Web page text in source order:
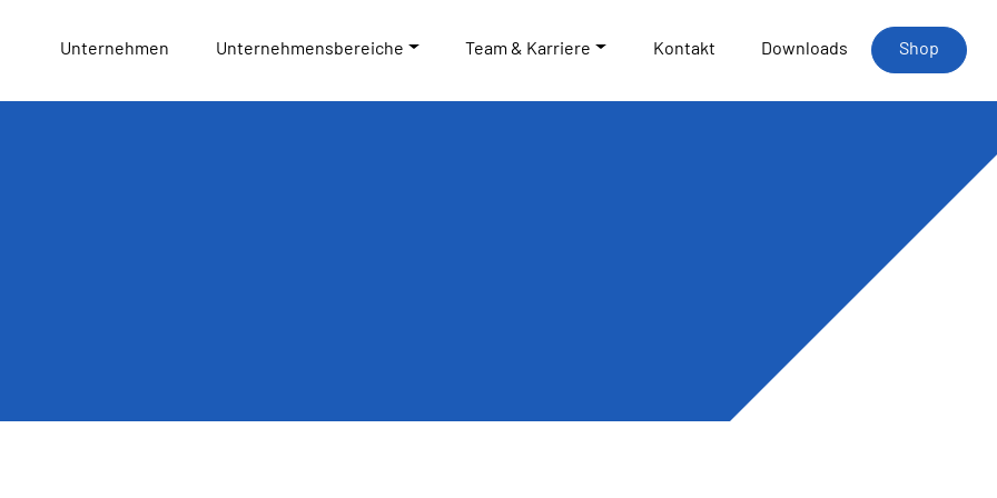
Unternehmen Unternehmensbereiche Team & Karriere Kontakt Downloads Shop